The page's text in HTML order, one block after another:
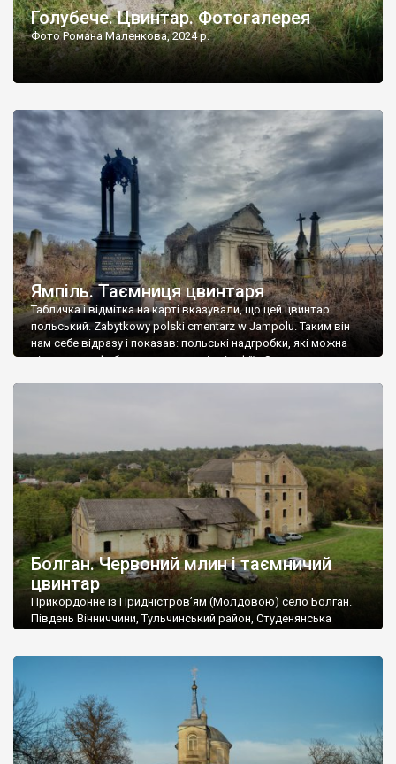
Голубече. Цвинтар. Фотогалерея
Фото Романа Маленкова, 2024 р.
Ямпіль. Таємниця цвинтаря
Табличка і відмітка на карті вказували, що цей цвинтар
польський. Zabytkowy polski cmentarz w Jampolu. Таким він
нам себе відразу і показав: польські надгробки, які можна
віднести до фабричних, польські епітафії… Загалом цвинтар
Болган. Червоний млин і таємничий
цвинтар
Прикордонне із Придністров’ям (Молдовою) село Болган.
Південь Вінниччини, Тульчинський район, Студенянська
старовинний цвинтар із кам’яними хрестами. Всі епітафії, які
збереглися, написані кирилицею, церковнослов’янською
мовою. За всіма традиційними ознаками – цвинтар
український. Хрести датуються 19 століттям. У 1924-1940
роках Болган […]